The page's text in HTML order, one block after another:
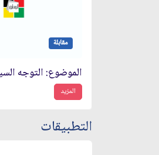
مقابلة
المزيد
التطبيقات